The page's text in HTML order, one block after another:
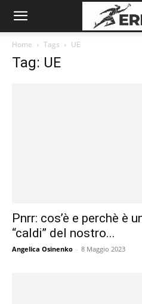
Home Tags UE
Tag: UE
Pnrr: cos’è e perchè è
“caldi” del nostro...
Angelica Osinenko - 8 Maggio 2023